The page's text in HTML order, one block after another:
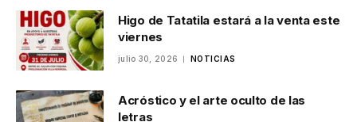
Higo de Tatatila estará a la venta este
viernes
julio 30, 2026 NOTICIAS
Acróstico y el arte oculto de las
letras